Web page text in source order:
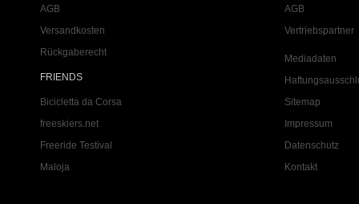
AGB
Versandkosten
Rückgaberecht
FRIENDS
Bicicletta da Corsa
freeskiers.net
Freeride Testival
Maloja
AGB
Vertriebspartner
Mediadaten
Sitemap
Impressum
Datenschutz
Kontakt